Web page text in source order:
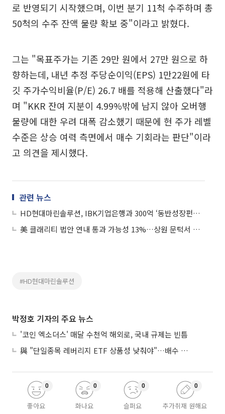
로 반영되기 시작했으며, 이번 분기 11척 수주하며 총
50척의 수주 잔액 물량 확보 중"이라고 밝혔다.
그는 "목표주가는 기존 29만 원에서 27만 원으로 하
향하는데, 내년 추정 주당순이익(EPS) 1만22원에 타
깃 주가수익비율(P/E) 26.7 배를 적용해 산출했다"라
며 "KKR 잔여 지분이 4.99%밖에 남지 않아 오버행
물량에 대한 우려 대폭 감소했기 때문에 현 주가 레벨
수준은 상승 여력 측면에서 매수 기회라는 판단"이라
고 의견을 제시했다.
관련 뉴스
HD현대마린솔루션, IBK기업은행과 300억 ‘동반성장펀드’ 조성
美 클래리티 법안 연내 통과 가능성 13%…상원 문턱서 제동
#HD현대마린솔루션
박정호 기자의 주요 뉴스
'코인 엑소더스' 매달 수천억 해외로, 국내 규제는 빈틈
與 "단일종목 레버리지 ETF 상품성 낮춰야"…배수 조정안도 거론
좋아요
0
화나요
0
슬퍼요
0
추가취재 원해요
0